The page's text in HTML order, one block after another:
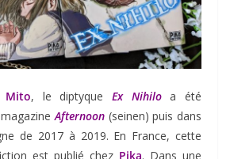
Mito, le diptyqueEx Nihiloa été
Afternoon(seinen) puis dans
de 2017 à 2019. En France, cette
est publié chez Pika. Dans une